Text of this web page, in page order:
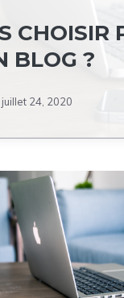
CHOISIR
BLOG ?
juillet 24, 2020